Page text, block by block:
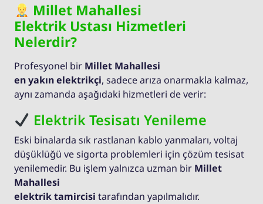
Millet Mahallesi
Elektrik Ustası Hizmetleri
Nelerdir?
Profesyonel bir Millet Mahallesi
en yakın elektrikçi, sadece arıza onarmakla kalmaz,
aynı zamanda aşağıdaki hizmetleri de verir:
Elektrik Tesisatı Yenileme
Eski binalarda sık rastlanan kablo yanmaları, voltaj
düşüklüğü ve sigorta problemleri için çözüm tesisat
yenilemedir. Bu işlem yalnızca uzman bir Millet
Mahallesi
elektrik tamircisi tarafından yapılmalıdır.